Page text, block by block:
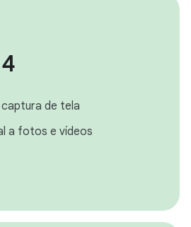
de tela
a fotos e vídeos